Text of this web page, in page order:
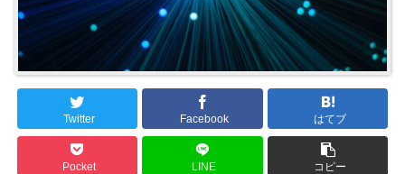
Twitter Facebook はてブ
Pocket LINE コピー